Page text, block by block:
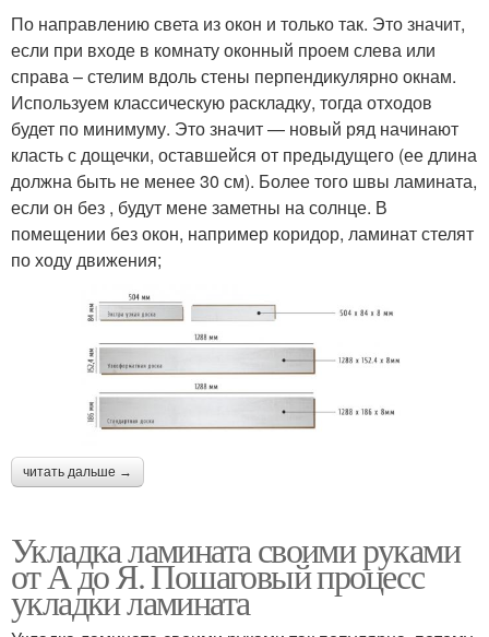
По направлению света из окон и только так. Это значит,
если при входе в комнату оконный проем слева или
справа – стелим вдоль стены перпендикулярно окнам.
Используем классическую раскладку, тогда отходов
будет по минимуму. Это значит — новый ряд начинают
класть с дощечки, оставшейся от предыдущего (ее длина
должна быть не менее 30 см). Более того швы ламината,
если он без , будут мене заметны на солнце. В
помещении без окон, например коридор, ламинат стелят
по ходу движения;
читать дальше →
Укладка ламината своими руками
от А до Я. Пошаговый процесс
укладки ламината